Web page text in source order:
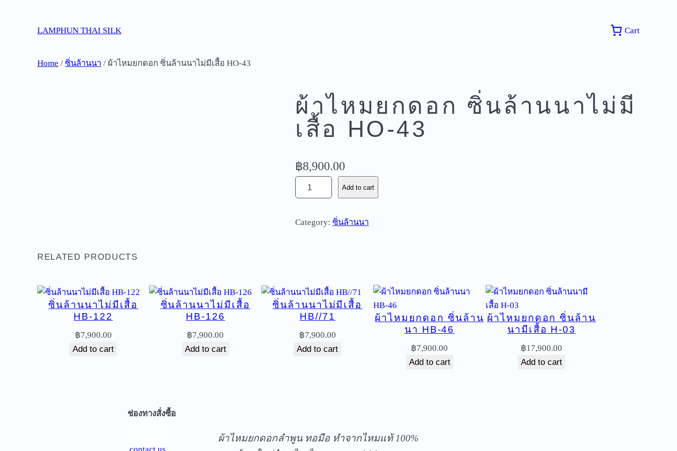
LAMPHUN THAI SILK Cart
Home / ซิ่นล้านนา / ผ้าไหมยกดอก ซิ่นล้านนาไม่มีเสื้อ HO-43
ผ้าไหมยกดอก ซิ่นล้านนาไม่มี
เสื้อ HO-43
฿8,900.00
า
ห
อ
ก
ซิ่
น
ล้
มี
Add to cart
Category: ซิ่นล้านนา
RELATED PRODUCTS
ซิ่นล้านนาไม่มีเสื้อ
HB-122
฿7,900.00
Add to cart
ซิ่นล้านนาไม่มีเสื้อ
HB-126
฿7,900.00
Add to cart
ซิ่นล้านนาไม่มีเสื้อ
HB//71
฿7,900.00
Add to cart
ผ้าไหมยกดอก ซิ่นล้าน
นา HB-46
฿7,900.00
Add to cart
ผ้าไหมยกดอก ซิ่นล้าน
นามีเสื้อ H-03
฿17,900.00
Add to cart
ช่องทางสั่งซื้อ
contact us
ผ้าไหมยกดอกลำพูน ทอมือ ทำจากไหมแท้ 100%